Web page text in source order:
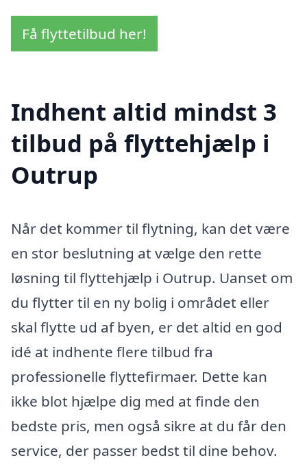
Få flyttetilbud her!
Indhent altid mindst 3
tilbud på flyttehjælp i
Outrup
Når det kommer til flytning, kan det være
en stor beslutning at vælge den rette
løsning til flyttehjælp i Outrup. Uanset om
du flytter til en ny bolig i området eller
skal flytte ud af byen, er det altid en god
idé at indhente flere tilbud fra
professionelle flyttefirmaer. Dette kan
ikke blot hjælpe dig med at finde den
bedste pris, men også sikre at du får den
service, der passer bedst til dine behov.